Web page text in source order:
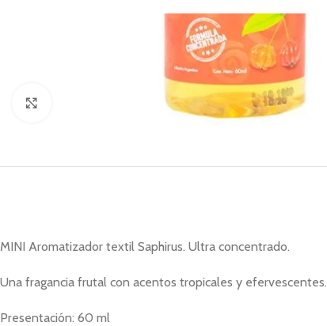
MINI Aromatizador textil Saphirus. Ultra concentrado.
Una fragancia frutal con acentos tropicales y efervescentes.
Presentación: 60 ml